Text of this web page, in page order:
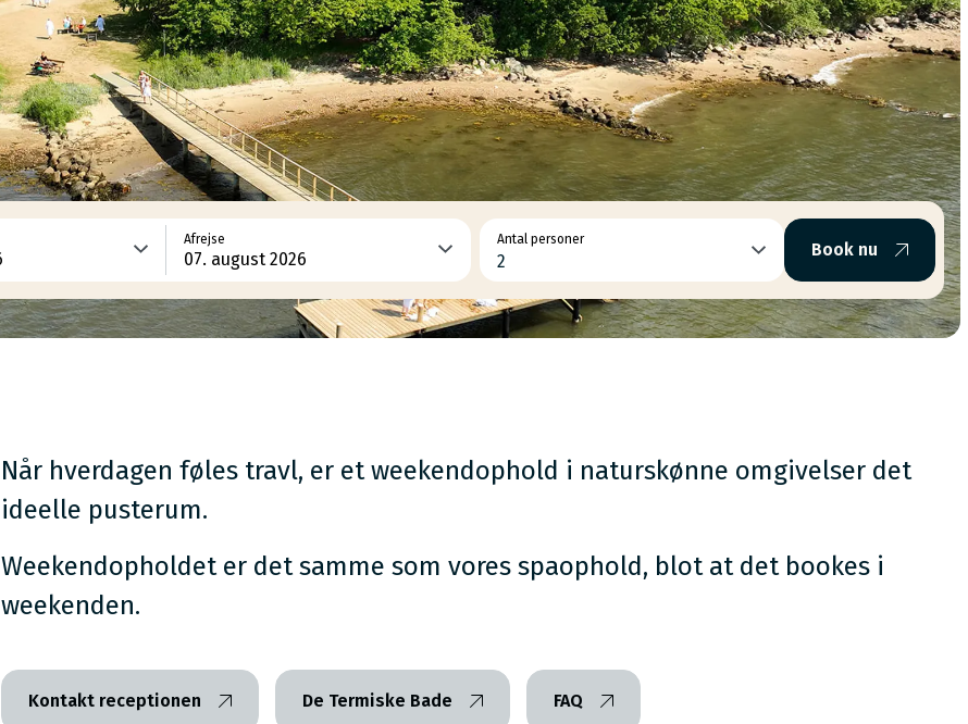
Afrejse Antal personer
2
Book nu
Når hverdagen føles travl, er et weekendophold i naturskønne omgivelser det
ideelle pusterum.
Weekendopholdet er det samme som vores spaophold, blot at det bookes i
weekenden.
Kontakt receptionen De Termiske Bade FAQ